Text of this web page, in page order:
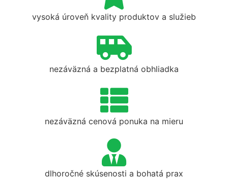
vysoká úroveň kvality produktov a služieb
nezáväzná a bezplatná obhliadka
nezáväzná cenová ponuka na mieru
dlhoročné skúsenosti a bohatá prax